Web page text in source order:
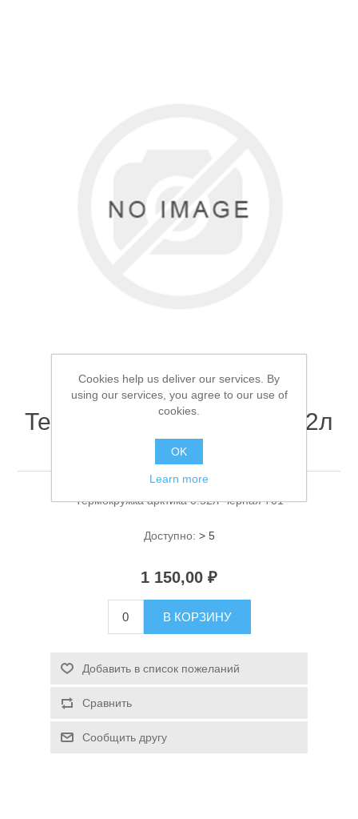
Аксессуары для лодок
Спасательные средства
Термокружка арктика 0.52л
Черная 701
Термокружка арктика 0.52л Черная 701
Доступно: > 5
1 150,00 ₽
В КОРЗИНУ
Добавить в список пожеланий
Сравнить
Сообщить другу
Cookies help us deliver our services. By
using our services, you agree to our use of
cookies.
OK
Learn more